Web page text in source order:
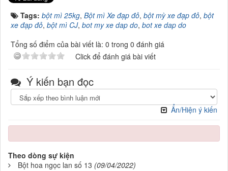
Tags: bột mì 25kg, Bột mì Xe đạp đỏ, bột mỳ xe đạp đỏ, bột
xe đạp đỏ, bột mì CJ, bot my xe dap do, bot xe dap do
Tổng số điểm của bài viết là: 0 trong 0 đánh giá
Click để đánh giá bài viết
Ý kiến bạn đọc
Ẩn/Hiện ý kiến
Theo dòng sự kiện
Bột hoa ngọc lan số 13 (09/04/2022)